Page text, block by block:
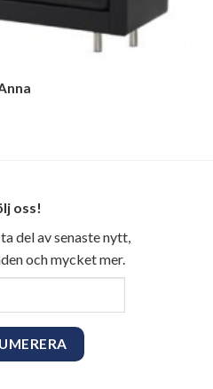
oss!
del av senaste nytt,
och mycket mer.